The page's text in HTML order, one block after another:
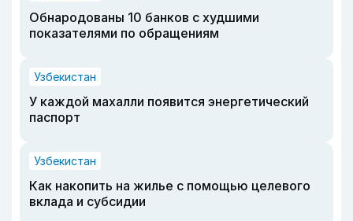
Обнародованы 10 банков с худшими
показателями по обращениям
Узбекистан
У каждой махалли появится энергетический
паспорт
Узбекистан
Как накопить на жилье с помощью целевого
вклада и субсидии